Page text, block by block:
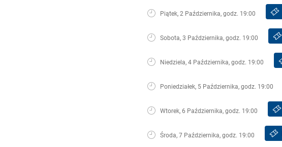
Piątek, 2 Października, godz. 19:00
Sobota, 3 Października, godz. 19:00
Niedziela, 4 Października, godz. 19:00
Poniedziałek, 5 Października, godz. 19:00
Wtorek, 6 Października, godz. 19:00
Środa, 7 Października, godz. 19:00